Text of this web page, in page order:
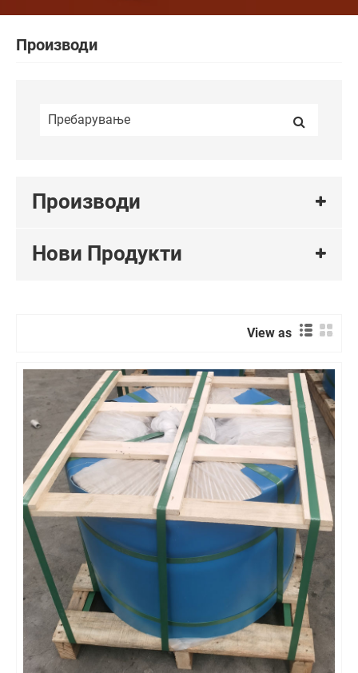
Производи
Производи
Нови Продукти
View as